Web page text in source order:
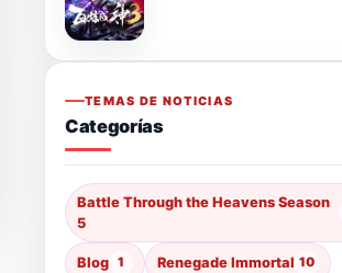
TEMAS DE NOTICIAS
Categorías
Battle Through the Heavens Season
5
Blog 1 Renegade Immortal 10